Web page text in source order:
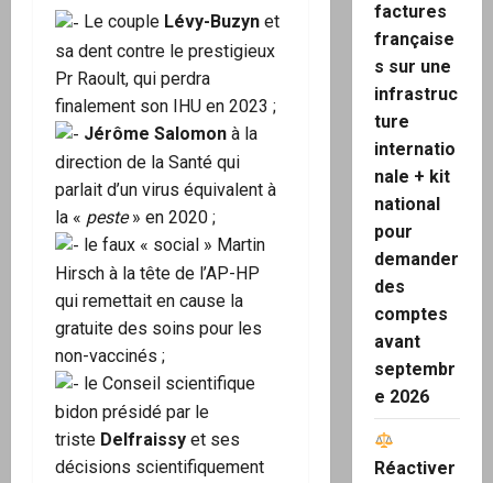
Le couple Lévy-Buzyn et
sa dent contre le prestigieux
Pr Raoult, qui perdra
finalement son IHU en 2023 ;
Jérôme Salomon à la
direction de la Santé qui
parlait d’un virus équivalent à
la « peste» en 2020 ;
le faux « social » Martin
Hirsch à la tête de l’AP-HP
qui remettait en cause la
gratuite des soins pour les
non-vaccinés ;
le Conseil scientifique
bidon présidé par le
triste Delfraissy et ses
décisions scientifiquement
factures
française
s sur une
infrastruc
ture
internatio
nale + kit
national
pour
demander
des
comptes
avant
septembr
e 2026
Réactiver